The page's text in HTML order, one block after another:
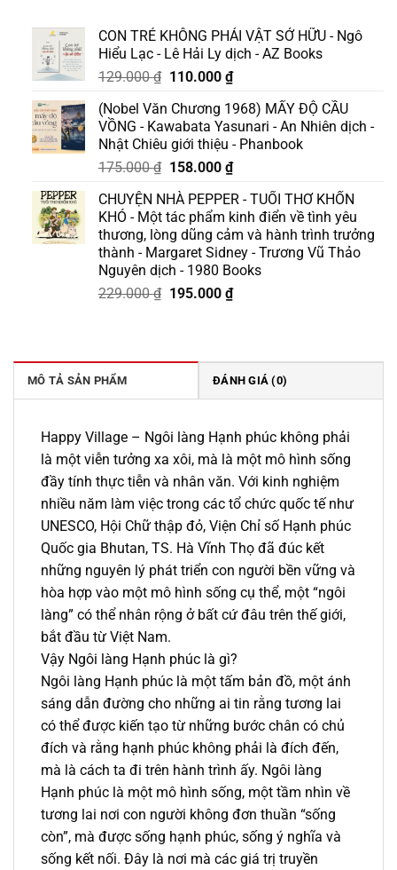
CON TRẺ KHÔNG PHẢI VẬT SỞ HỮU - Ngô
Hiểu Lạc - Lê Hải Ly dịch - AZ Books
129.000₫ Giá
là:
129.000 ₫.
110.000 ₫Giá
tại
là:
110.000 ₫.
(Nobel Văn Chương 1968) MẤY ĐỘ CẦU
VỒNG - Kawabata Yasunari - An Nhiên dịch -
Nhật Chiêu giới thiệu - Phanbook
175.000₫ Giá
là:
175.000 ₫.
158.000 ₫Giá
tại
là:
158.000 ₫.
CHUYỆN NHÀ PEPPER - TUỔI THƠ KHỐN
KHÓ - Một tác phẩm kinh điển về tình yêu
thương, lòng dũng cảm và hành trình trưởng
thành - Margaret Sidney - Trương Vũ Thảo
Nguyên dịch - 1980 Books
229.000₫ Giá
195.000 ₫Giá
195.000 ₫.
MÔ TẢ SẢN PHẨM ĐÁNH GIÁ (0)
Happy Village – Ngôi làng Hạnh phúc không phải
là một viễn tưởng xa xôi, mà là một mô hình sống
đầy tính thực tiễn và nhân văn. Với kinh nghiệm
nhiều năm làm việc trong các tổ chức quốc tế như
UNESCO, Hội Chữ thập đỏ, Viện Chỉ số Hạnh phúc
Quốc gia Bhutan, TS. Hà Vĩnh Thọ đã đúc kết
những nguyên lý phát triển con người bền vững và
hòa hợp vào một mô hình sống cụ thể, một “ngôi
làng” có thể nhân rộng ở bất cứ đâu trên thế giới,
bắt đầu từ Việt Nam.
Vậy Ngôi làng Hạnh phúc là gì?
Ngôi làng Hạnh phúc là một tấm bản đồ, một ánh
sáng dẫn đường cho những ai tin rằng tương lai
có thể được kiến tạo từ những bước chân có chủ
đích và rằng hạnh phúc không phải là đích đến,
mà là cách ta đi trên hành trình ấy. Ngôi làng
Hạnh phúc là một mô hình sống, một tầm nhìn về
tương lai nơi con người không đơn thuần “sống
còn”, mà được sống hạnh phúc, sống ý nghĩa và
sống kết nối. Đây là nơi mà các giá trị truyền